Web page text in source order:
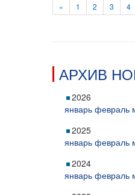
« 1 2 3 4
АРХИВ
2026
январь февраль
2025
январь февраль
2024
январь февраль